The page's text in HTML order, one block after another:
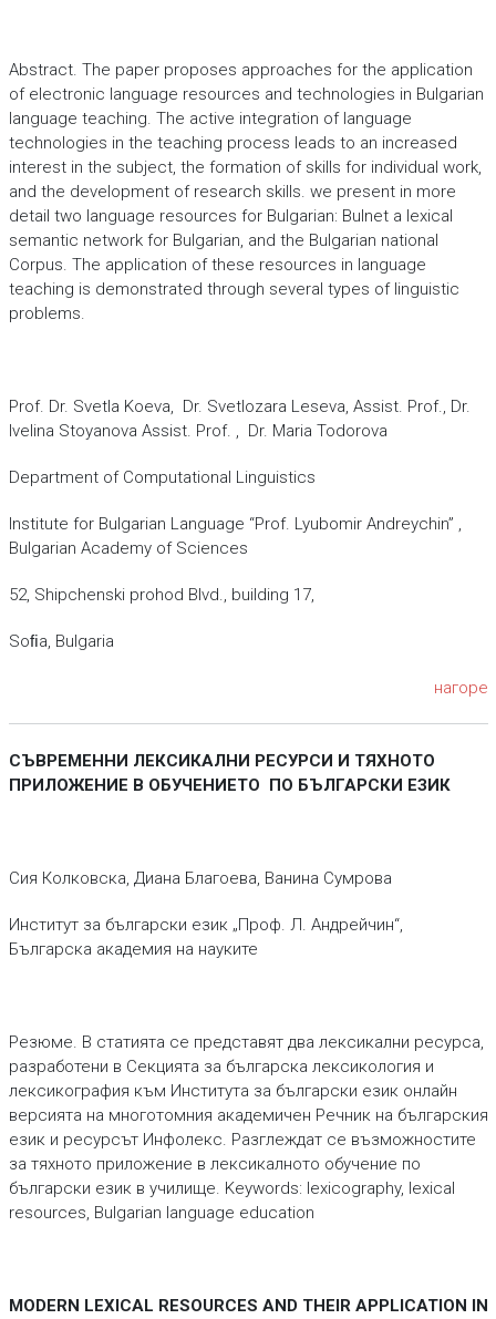
Abstract. The paper proposes approaches for the application
of electronic language resources and technologies in Bulgarian
language teaching. The active integration of language
technologies in the teaching process leads to an increased
interest in the subject, the formation of skills for individual work,
and the development of research skills. we present in more
detail two language resources for Bulgarian: Bulnet a lexical
semantic network for Bulgarian, and the Bulgarian national
Corpus. The application of these resources in language
teaching is demonstrated through several types of linguistic
problems.
Prof. Dr. Svetla Koeva, Dr. Svetlozara Leseva, Assist. Prof., Dr.
Ivelina Stoyanova Assist. Prof. , Dr. Maria Todorova
Department of Computational Linguistics
Institute for Bulgarian Language “Prof. Lyubomir Andreychin” ,
Bulgarian Academy of Sciences
52, Shipchenski prohod Blvd., building 17,
Soﬁa, Bulgaria
нагоре
СЪВРЕМЕННИ ЛЕКСИКАЛНИ РЕСУРСИ И ТЯХНОТО
ПРИЛОЖЕНИЕ В ОБУЧЕНИЕТО ПО БЪЛГАРСКИ ЕЗИК
Сия Колковска, Диана Благоева, Ванина Сумрова
Институт за български език „Проф. Л. Андрейчин“,
Българска академия на науките
Pезюме. В статията се представят два лексикални ресурса,
разработени в Секцията за българска лексикология и
лексикография към Института за български език онлайн
версията на многотомния академичен Речник на българския
език и ресурсът Инфолекс. Разглеждат се възможностите
за тяхното приложение в лексикалното обучение по
български език в училище. Keywords: lexicography, lexical
resources, Bulgarian language education
MODERN LEXICAL RESOURCES AND THEIR APPLICATION IN